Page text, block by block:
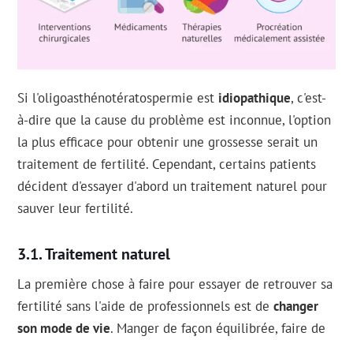
Si l'oligoasthénotératospermie est idiopathique, c'est-
à-dire que la cause du problème est inconnue, l'option
la plus efficace pour obtenir une grossesse serait un
traitement de fertilité. Cependant, certains patients
décident d'essayer d'abord un traitement naturel pour
sauver leur fertilité.
Traitement naturel
La première chose à faire pour essayer de retrouver sa
fertilité sans l'aide de professionnels est dechanger
son mode de vie. Manger de façon équilibrée, faire de